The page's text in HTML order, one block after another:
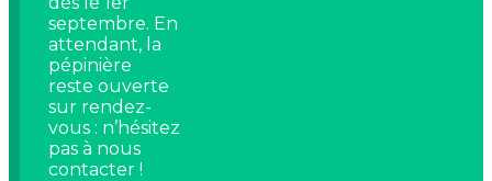
septembre. En
attendant, la
pépinière
reste ouverte
sur rendez-
vous : n’hésitez
pas à nous
contacter !